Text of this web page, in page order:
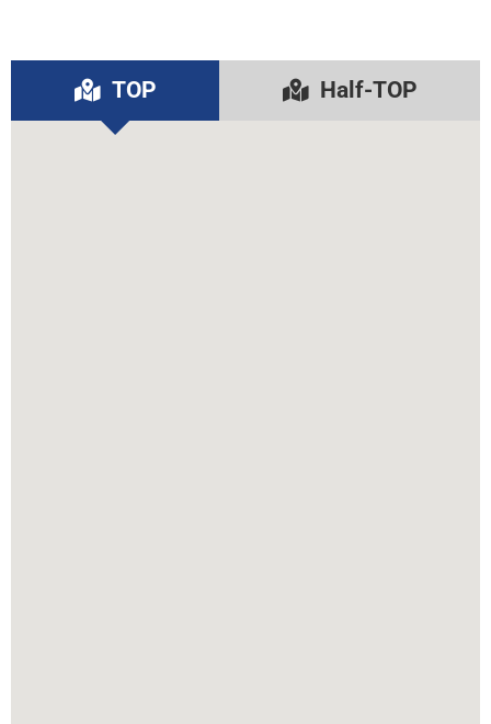
TOP Half-TOP